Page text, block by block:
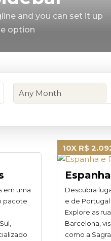
and you can set it up
option
em uma
pacote
10X R$
Descubra
e de
Explore as
Barcelona,
como a